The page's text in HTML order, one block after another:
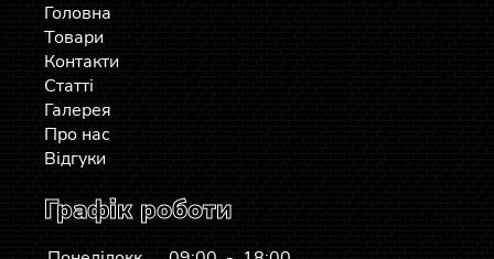
Головна
Товари
Контакти
Статті
Галерея
Про нас
Відгуки
Графік роботи